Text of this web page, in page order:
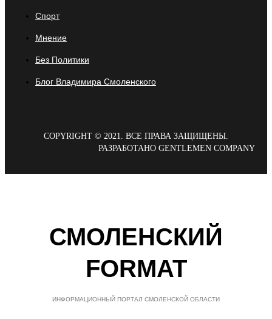
Спорт
Мнение
Без Политики
Блог Владимира Смоленского
COPYRIGHT © 2021. ВСЕ ПРАВА ЗАЩИЩЕНЫ.
РАЗРАБОТАНО GENTLEMEN COMPANY
СМОЛЕНСКИЙ
FORMAT
ИНФОРМАЦИОННЫЙ ПОРТАЛ СМОЛЕНСКОЙ ОБЛАСТИ